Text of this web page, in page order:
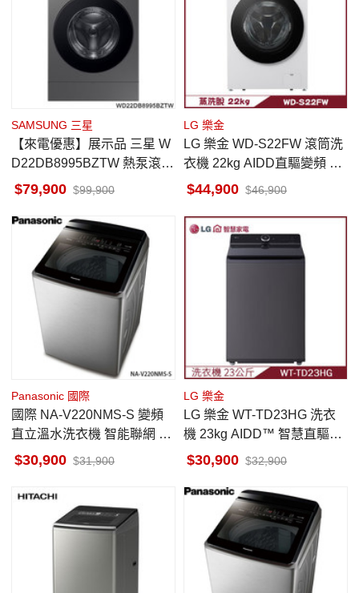
SAMSUNG 三星
【來電優惠】展示品 三星 W
D22DB8995BZTW 熱泵滾筒
洗衣機 蒸洗脫烘 洗衣22/烘
79,900 99,900
LG 樂金
LG 樂金 WD-S22FW 滾筒洗
衣機 22kg AIDD直驅變頻 蒸
氣洗 殺菌除螨
44,900 46,900
Panasonic 國際
國際 NA-V220NMS-S 變頻
直立溫水洗衣機 智能聯網 22
kg 不鏽鋼 金級省水標章
30,900 31,900
LG 樂金
LG 樂金 WT-TD23HG 洗衣
機 23kg AIDD™ 智慧直驅變
頻 直立式 AI 智慧感測 夜墨
30,900 32,900